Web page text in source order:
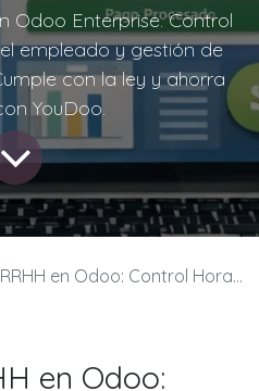
Odoo Enterprise. Control
empleado y gestión de
con la ley y ahorra
YouDoo.
Control Horario y Nóminas Digitales | YouDoo
en Odoo: